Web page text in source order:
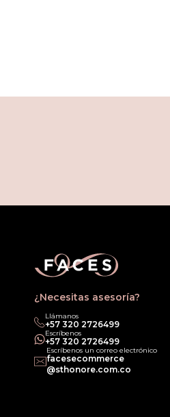
¿Necesitas asesoría?
Llámanos
‎+57 320 2726499
Escríbenos
‎+57 320 2726499
Escríbenos un correo electrónico
facesecommerce
@sthonore.com.co